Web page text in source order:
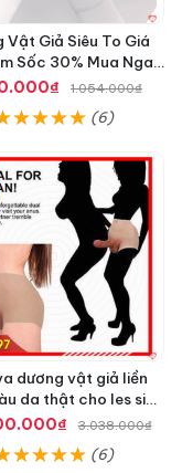
qua app tất cả nội
tiếtdanh sách , xin
– 0938411000
Vật Giả Siêu To Giá
Sốc 30% Mua Ngay
SHP9931.054.000₫
(6)
dương vật giả liền
da thật cho les siêu
quyến rũ3.038.000₫
(6)